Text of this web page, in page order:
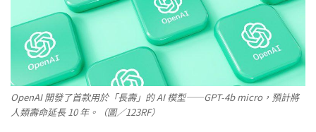
OpenAI 開發了首款用於「長壽」的 AI 模型——GPT-4b micro，預計將
人類壽命延長 10 年。（圖／123RF）